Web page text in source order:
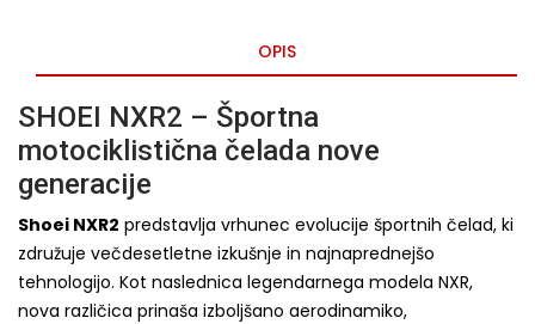
OPIS
SHOEI NXR2 – Športna
motociklistična čelada nove
generacije
Shoei NXR2 predstavlja vrhunec evolucije športnih čelad, ki
združuje večdesetletne izkušnje in najnaprednejšo
tehnologijo. Kot naslednica legendarnega modela NXR,
nova različica prinaša izboljšano aerodinamiko,